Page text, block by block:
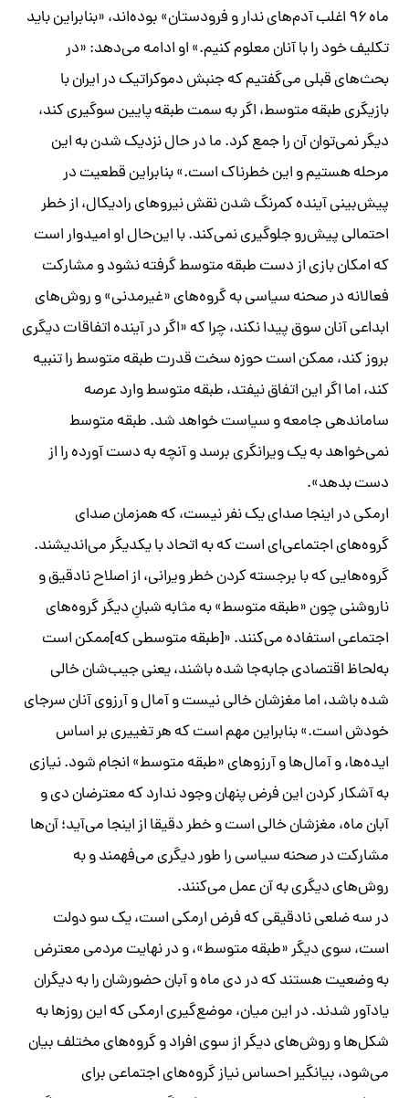
ماه ۹۶ اغلب آدم‌های ندار و فرودستان» بوده‌اند، «بنابراین باید
تکلیف خود را با آنان معلوم کنیم.» او ادامه می‌دهد: «در
بحث‌های قبلی می‌گفتیم که جنبش دموکراتیک در ایران با
بازیگری طبقه متوسط، اگر به سمت طبقه پایین سوگیری کند،
دیگر نمی‌توان آن را جمع کرد. ما در حال نزدیک شدن به این
مرحله هستیم و این خطرناک است.» بنابراین قطعیت در
پیش‌بینی آینده کمرنگ شدن نقش نیروهای رادیکال، از خطر
احتمالی پیش‌رو جلوگیری نمی‌کند. با این‌حال او امیدوار است
که امکان بازی از دست طبقه متوسط گرفته نشود و مشارکت
فعالانه در صحنه سیاسی به گروه‌های «غیرمدنی» و روش‌های
ابداعی آنان سوق پیدا نکند، چرا که «اگر در آینده اتفاقات دیگری
بروز کند، ممکن است حوزه سخت قدرت طبقه متوسط را تنبیه
کند، اما اگر این اتفاق نیفتد، طبقه متوسط وارد عرصه
ساماندهی جامعه و سیاست خواهد شد. طبقه متوسط
نمی‌خواهد به یک ویرانگری برسد و آنچه به دست آورده را از
دست بدهد».
ارمکی در اینجا صدای یک نفر نیست، که همزمان صدای
گروه‌های اجتماعی‌ای است که به اتحاد با یکدیگر می‌اندیشند.
گروه‌هایی که با برجسته کردن خطر ویرانی، از اصلاح نادقیق و
ناروشنی چون «طبقه متوسط» به مثابه شبانِ دیگر گروه‌های
اجتماعی استفاده می‌کنند. «[طبقه متوسطی که]ممکن است
به‌لحاظ اقتصادی جابه‌جا شده باشند، یعنی جیب‌شان خالی
شده باشد، اما مغزشان خالی نیست و آمال و آرزوی آنان سرجای
خودش است.» بنابراین مهم است که هر تغییری بر اساس
ایده‌ها، و آمال‌ها و آرزوهای «طبقه متوسط» انجام شود. نیازی
به آشکار کردن این فرض پنهان وجود ندارد که معترضان دی و
آبان ماه، مغزشان خالی است و خطر دقیقا از اینجا می‌آید؛ آن‌ها
مشارکت در صحنه سیاسی را طور دیگری می‌فهمند و به
روش‌های دیگری به آن عمل می‌کنند.
در سه ضلعی نادقیقی که فرض ارمکی است، یک سو دولت
است، سوی دیگر «طبقه متوسط»، و در نهایت مردمی معترض
به وضعیت هستند که در دی ماه و آبان حضورشان را به دیگران
یادآور شدند. در این میان، موضع‌گیری ارمکی که این روزها به
شکل‌ها و روش‌های دیگر از سوی افراد و گروه‌های مختلف بیان
می‌شود، بیانگیر احساس نیاز گروه‌های اجتماعی برای